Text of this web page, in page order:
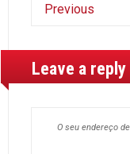
Previous
Leave a reply
O seu endereço